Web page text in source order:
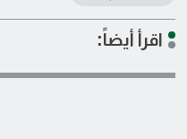
اقرأ أيضاً: